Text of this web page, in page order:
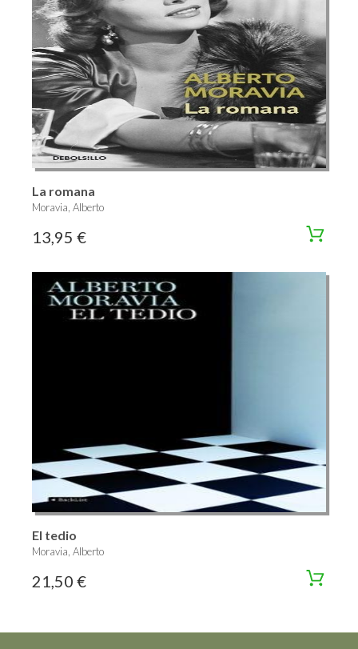
La romana
Moravia, Alberto
13,95 €
El tedio
Moravia, Alberto
21,50 €